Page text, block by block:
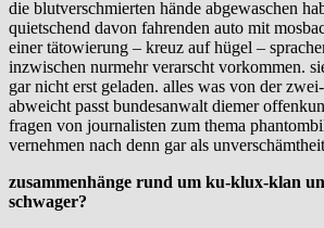
die blutverschmierten hände abgewaschen
quietschend davon fahrenden auto mit
einer tätowierung – kreuz auf hügel –
inzwischen nurmehr verarscht vorkommen.
gar nicht erst geladen. alles was von der
abweicht passt bundesanwalt diemer
fragen von journalisten zum thema
vernehmen nach denn gar als
zusammenhänge rund um ku-klux-klan
schwager?